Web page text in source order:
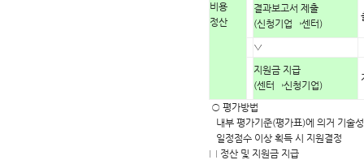
비용
정산
결과보고서 제출
(신청기업→센터)
▽
지원금 지급
(센터→신청기업)
○ 평가방법
내부 평가기준(평가표)에 의거 기술
일정점수 이상 획득 시 지원결정
□ 정산 및 지원금 지급